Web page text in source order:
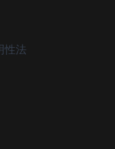
性法